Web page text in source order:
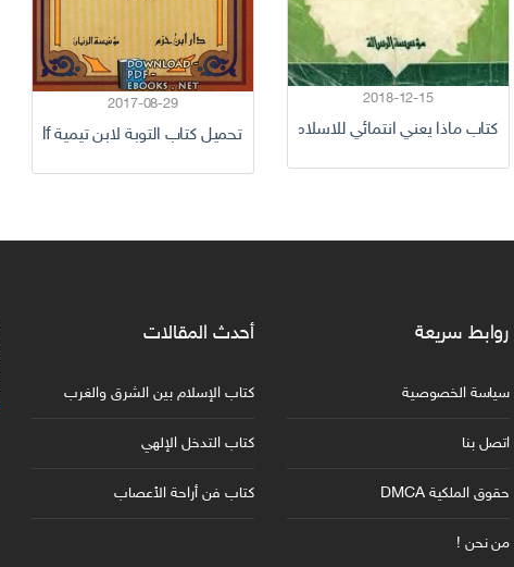
2018-12-15
كتاب ماذا يعني انتمائي للاسلام
2017-08-29
تحميل كتاب التوبة لابن تيمية pdf كامل برابط واحد
روابط سريعة
سياسة الخصوصية
اتصل بنا
حقوق الملكية DMCA
من نحن !
أحدث المقالات
كتاب الإسلام بين الشرق والغرب
كتاب التدخل الإلهي
كتاب فن أراحة الأعصاب